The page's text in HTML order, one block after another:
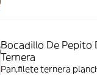
Bocadillo De Pepito
Ternera
Pan,filete ternera